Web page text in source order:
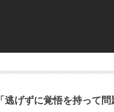
「逃げずに覚悟を持って